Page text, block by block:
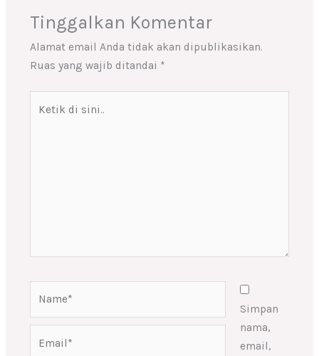
Tinggalkan Komentar
Alamat email Anda tidak akan dipublikasikan.
Ruas yang wajib ditandai *
Simpan
nama,
email,